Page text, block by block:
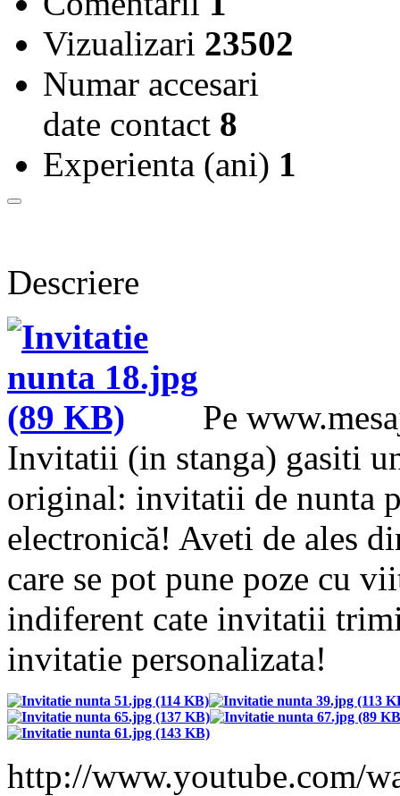
Vizualizari 23502
Numar accesari
date contact 8
Experienta (ani) 1
Descriere
Pe
Invitatii (in stanga) gasiti
original: invitatii de nunta
electronică! Aveti de ales
care se pot pune poze cu
indiferent cate invitatii
invitatie personalizata!
http://www.youtube.com/